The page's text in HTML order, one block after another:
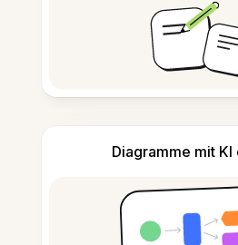
Diagramme mit